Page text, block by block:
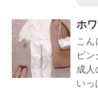
ホ
こ
ピン
成人
いっ